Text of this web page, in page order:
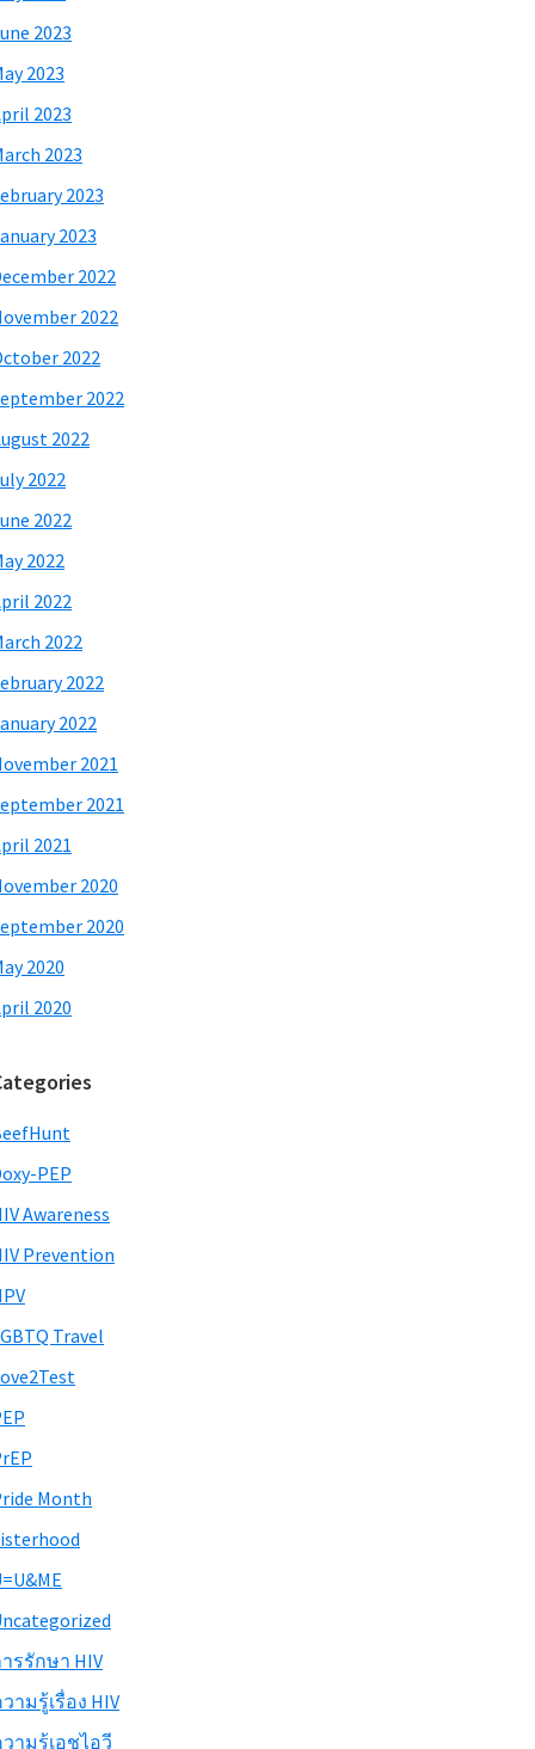
2023
2023
2023
2023
2023
2023
2022
2022
2022
2022
2022
2022
2022
2022
2022
2022
2022
2022
2021
2021
2021
2020
2020
2020
2020
PEP
Awareness
Prevention
Travel
Month
รรักษา HIV
ามรู้เรื่อง HIV
ามรู้เอชไอวี